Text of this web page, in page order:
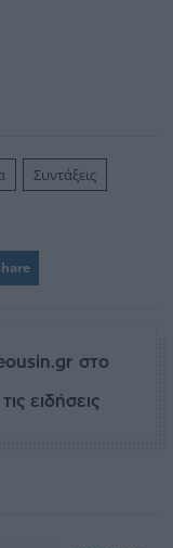
Συντάξεις
στο
ειδήσεις